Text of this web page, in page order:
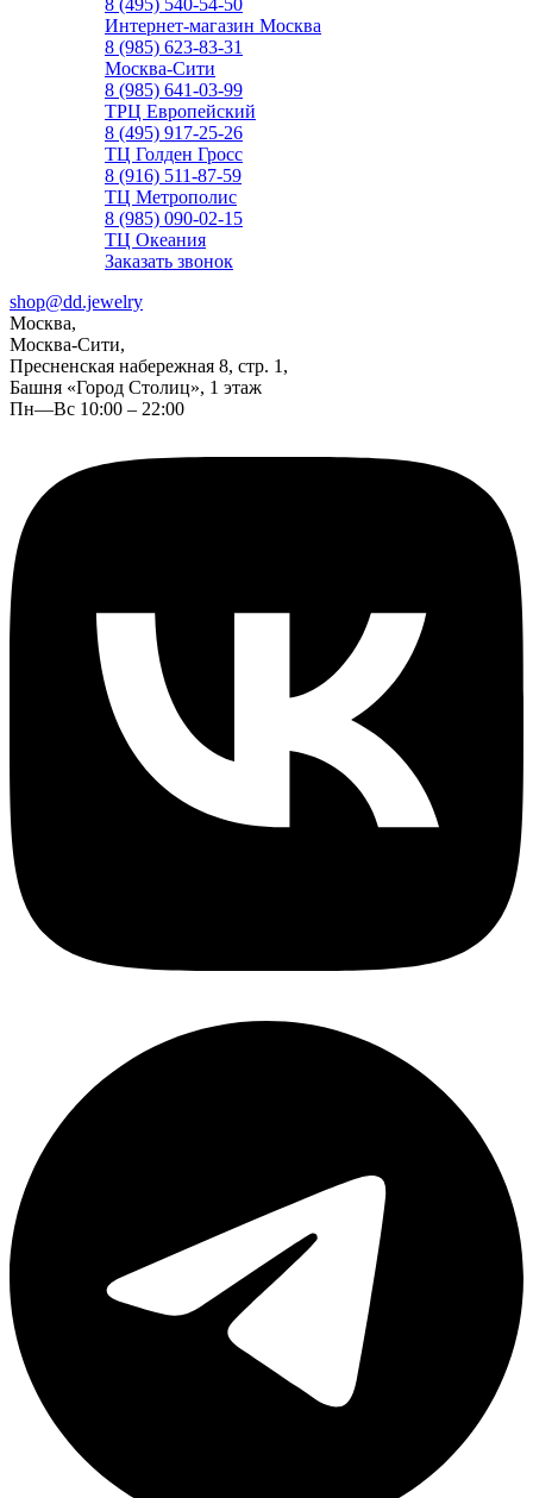
8 (495) 540-54-50
Интернет-магазин Москва
8 (985) 623-83-31
Москва-Сити
8 (985) 641-03-99
ТРЦ Европейский
8 (495) 917-25-26
ТЦ Голден Гросс
8 (916) 511-87-59
ТЦ Метрополис
8 (985) 090-02-15
ТЦ Океания
Заказать звонок
shop@dd.jewelry
Москва,
Москва-Сити,
Пресненская набережная 8, стр. 1,
Башня «Город Столиц», 1 этаж
Пн—Вс 10:00 – 22:00